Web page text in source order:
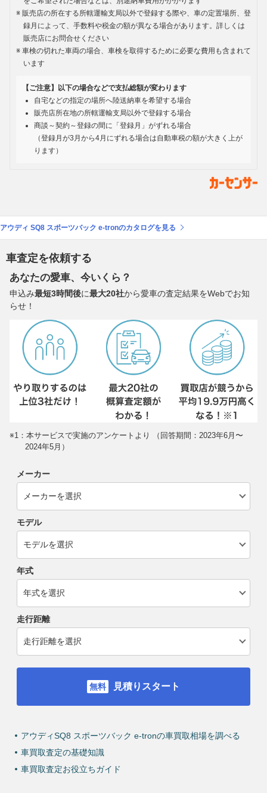
販売店の所在する所轄運輸支局以外で登録する際や、車の定置場所、登
録月によって、手数料や税金の額が異なる場合があります。詳しくは
販売店にお問合せください
車検の切れた車両の場合、車検を取得するために必要な費用も含まれて
います
【ご注意】以下の場合などで支払総額が変わります
自宅などの指定の場所へ陸送納車を希望する場合
販売店所在地の所轄運輸支局以外で登録する場合
商談～契約～登録の間に「登録月」がずれる場合
（登録月が3月から4月にずれる場合は自動車税の額が大きく上が
ります）
アウディ SQ8 スポーツバック e-tronのカタログを見る
車査定を依頼する
あなたの愛車、今いくら？
申込み最短3時間後に最大20社から愛車の査定結果をWebでお知
らせ！
※1：本サービスで実施のアンケートより （回答期間：2023年6月〜
2024年5月）
メーカー
モデル
年式
走行距離
見積りスタート
アウディSQ8 スポーツバック e-tronの車買取相場を調べる
車買取査定の基礎知識
車買取査定お役立ちガイド